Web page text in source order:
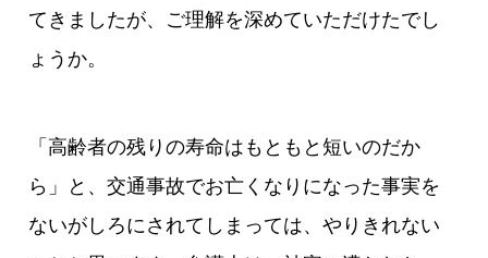
てきましたが、ご理解を深めていただけたでし
ょうか。
「高齢者の残りの寿命はもともと短いのだか
ら」と、交通事故でお亡くなりになった事実を
ないがしろにされてしまっては、やりきれない